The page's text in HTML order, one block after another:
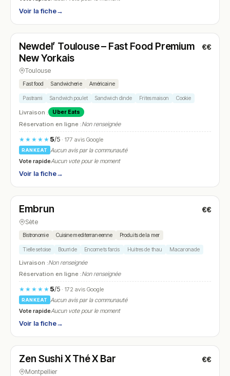
Voir la fiche→
N° 19
Newdel’ Toulouse – Fast Food Premium
New Yorkais
€€
Toulouse
Fast food Sandwicherie Américaine
Pastrami Sandwich poulet Sandwich dinde Frites maison Cookie
Livraison : Uber Eats
Réservation en ligne :Non renseignée
★★★★★ 5/5· 177 avis Google
RANKEAT
Aucun avis par la communauté
Vote rapideAucun vote pour le moment
Voir la fiche→
N° 20
Embrun €€
Sète
Bistronomie Cuisine mediterraneenne Produits de la mer
Tielle setoise Bourride Encornets farcis Huitres de thau Macaronade
Livraison :Non renseignée
Réservation en ligne :Non renseignée
★★★★★ 5/5· 172 avis Google
RANKEAT
Aucun avis par la communauté
Vote rapideAucun vote pour le moment
Voir la fiche→
N° 21
Zen Sushi X Thé X Bar €€
Montpellier